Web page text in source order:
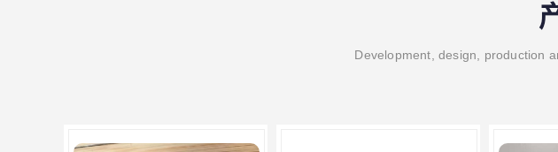
Development, design, production